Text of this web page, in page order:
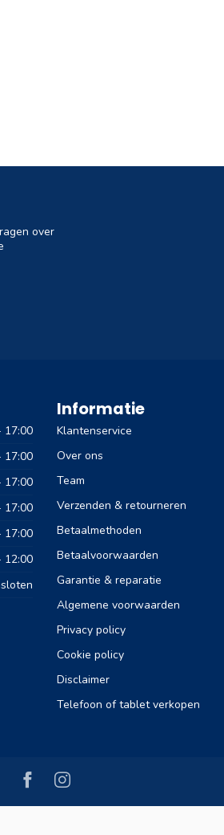
over
17:00
17:00
17:00
17:00
17:00
12:00
Informatie
Klantenservice
Over ons
Team
Verzenden & retourneren
Betaalmethoden
Betaalvoorwaarden
Garantie & reparatie
Algemene voorwaarden
Privacy policy
Cookie policy
Disclaimer
Telefoon of tablet verkopen